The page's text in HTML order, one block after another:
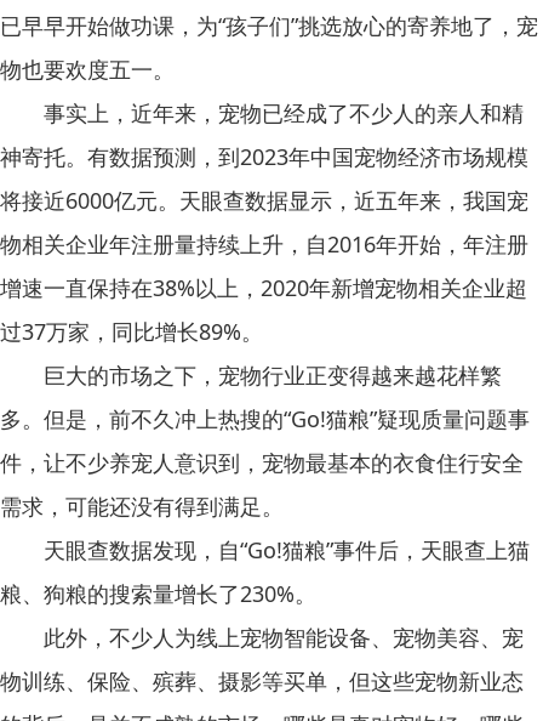
已早早开始做功课，为“孩子们”挑选放心的寄养地了，宠
物也要欢度五一。
事实上，近年来，宠物已经成了不少人的亲人和精
神寄托。有数据预测，到2023年中国宠物经济市场规模
将接近6000亿元。天眼查数据显示，近五年来，我国宠
物相关企业年注册量持续上升，自2016年开始，年注册
增速一直保持在38%以上，2020年新增宠物相关企业超
过37万家，同比增长89%。
巨大的市场之下，宠物行业正变得越来越花样繁
多。但是，前不久冲上热搜的“Go!猫粮”疑现质量问题事
件，让不少养宠人意识到，宠物最基本的衣食住行安全
需求，可能还没有得到满足。
天眼查数据发现，自“Go!猫粮”事件后，天眼查上猫
粮、狗粮的搜索量增长了230%。
此外，不少人为线上宠物智能设备、宠物美容、宠
物训练、保险、殡葬、摄影等买单，但这些宠物新业态